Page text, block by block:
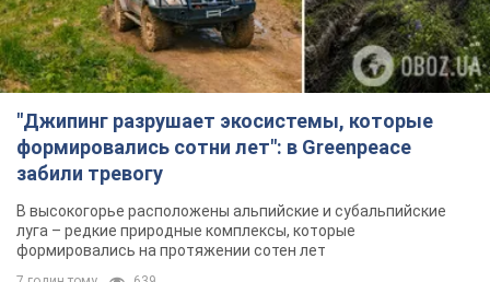
"Джипинг разрушает экосистемы, которые
формировались сотни лет": в Greenpeace
забили тревогу
В высокогорье расположены альпийские и субальпийские
луга – редкие природные комплексы, которые
формировались на протяжении сотен лет